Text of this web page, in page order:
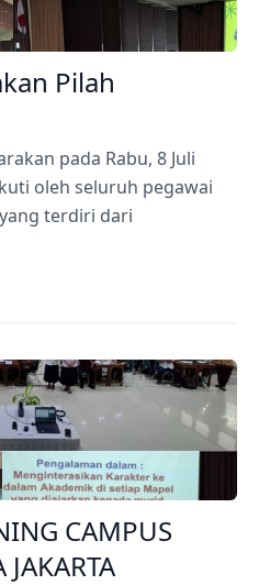
Pilah
pada Rabu, 8 Juli
oleh seluruh pegawai
terdiri dari
CAMPUS
JAKARTA